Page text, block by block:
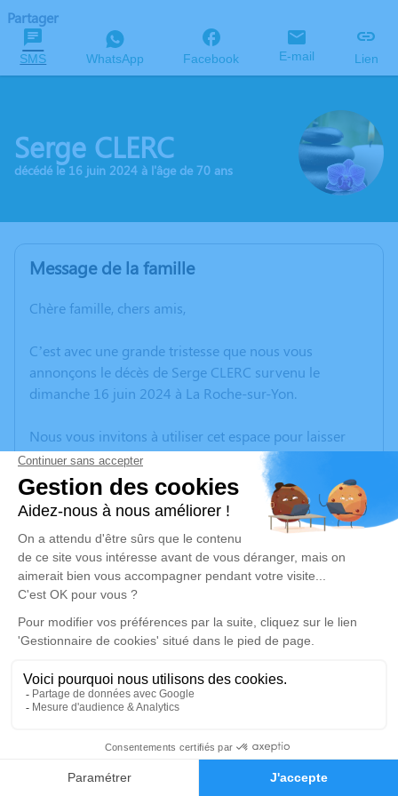
Faire-part Hommages
Partager
SMS WhatsApp Facebook E-mail Lien
Serge CLERC
décédé le 16 juin 2024 à l'âge de 70 ans
Message de la famille
Chère famille, chers amis,
C’est avec une grande tristesse que nous vous
annonçons le décès de Serge CLERC survenu le
dimanche 16 juin 2024 à La Roche-sur-Yon.
Nous vous invitons à utiliser cet espace pour laisser
vos condoléances, partager des photos souvenirs, une
anecdote ou exprimer vos pensées à travers des
poèmes ou des textes. Cet endroit est un lieu
d'expression dédié à honorer la mémoire de Serge
CLERC.
Un service de plantation d’arbre hommage est
disponible ici.
Je rends hommage
Cérémonie civile
Crématorium de Challans
27 Chemin des Bretellières